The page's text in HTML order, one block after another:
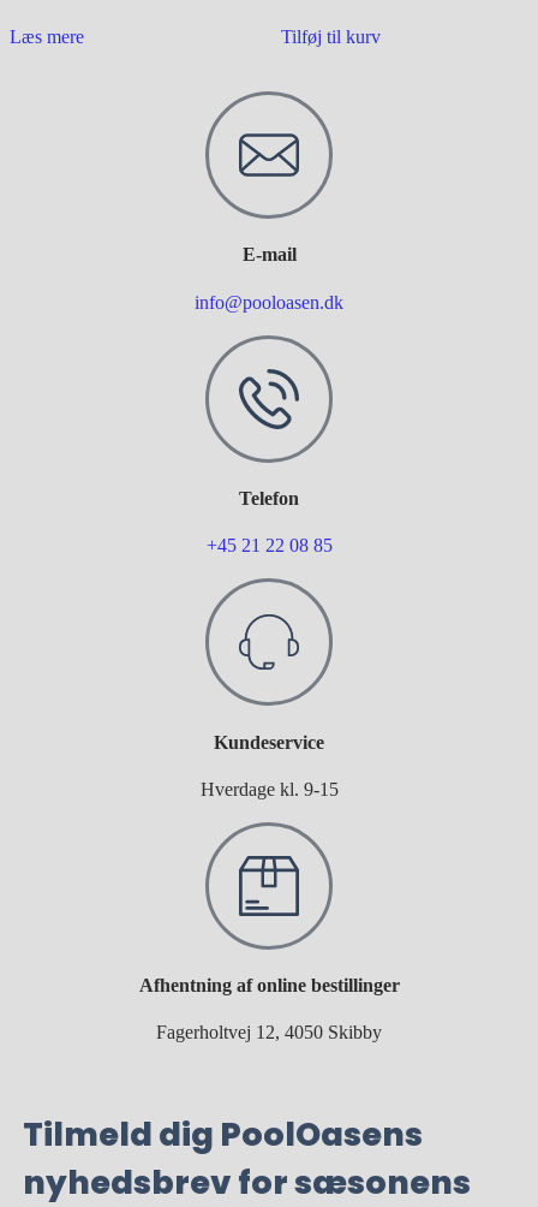
Læs mere Tilføj til kurv
E-mail
info@pooloasen.dk
Telefon
+45 21 22 08 85
Kundeservice
Hverdage kl. 9-15
Afhentning af online bestillinger
Fagerholtvej 12, 4050 Skibby
Tilmeld dig PoolOasens
nyhedsbrev for sæsonens